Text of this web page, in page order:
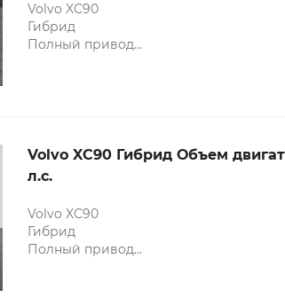
Volvo XC90
Гибрид
Полный привод
Индукционная зарядка для
Volvo XC90 Гибрид Объем
л.c.
Volvo XC90
Гибрид
Полный привод